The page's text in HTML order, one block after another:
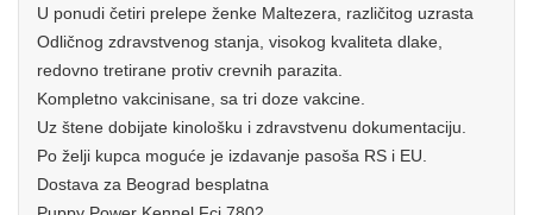
U ponudi četiri prelepe ženke Maltezera, različitog uzrasta
Odličnog zdravstvenog stanja, visokog kvaliteta dlake,
redovno tretirane protiv crevnih parazita.
Kompletno vakcinisane, sa tri doze vakcine.
Uz štene dobijate kinološku i zdravstvenu dokumentaciju.
Po želji kupca moguće je izdavanje pasoša RS i EU.
Dostava za Beograd besplatna